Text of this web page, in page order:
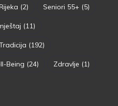
(2) Seniori 55+ (5)
(11)
(192)
Being (24) Zdravlje (1)